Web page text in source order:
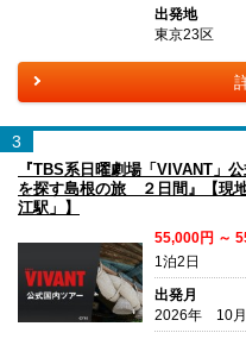
出発地
東京23区
3
『TBS系日曜劇場「VIVANT」
を探す島根の旅 ２日間』【現
江駅」】
55,000円 ～
1泊2日
出発月
2026年 10